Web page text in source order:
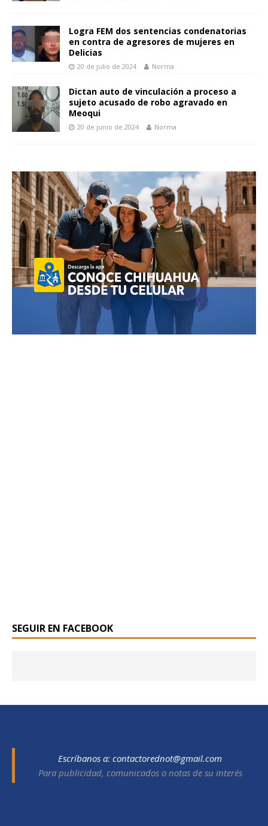
Logra FEM dos sentencias condenatorias
en contra de agresores de mujeres en
Delicias
20 de julio de 2024 Norma
Dictan auto de vinculación a proceso a
sujeto acusado de robo agravado en
Meoqui
20 de junio de 2024 Norma
SEGUIR EN FACEBOOK
Escríbanos a: contactorednot@gmail.com
Para publicidad, comunicados o notas de su interés